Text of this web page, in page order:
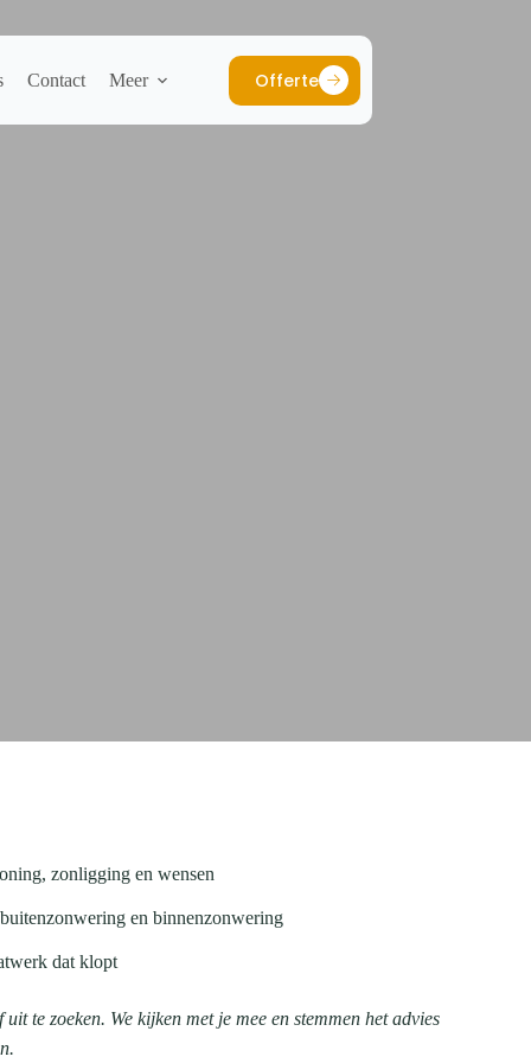
Contact Meer Offerte
zonligging en wensen
en binnenzonwering
dat klopt
uit te zoeken. We kijken met je mee en stemmen het advies